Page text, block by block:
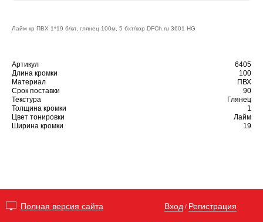
Лайм кр ПВХ 1*19 б/кл, глянец 100м, 5 бхт/кор DFCh.ru 3601 HG
Артикул
6405
Длина кромки
100
Материал
ПВХ
Срок поставки
90
Текстура
Глянец
Толщина кромки
1
Цвет тонировки
Лайм
Ширина кромки
19
Полная версия сайта Вход / Регистрация